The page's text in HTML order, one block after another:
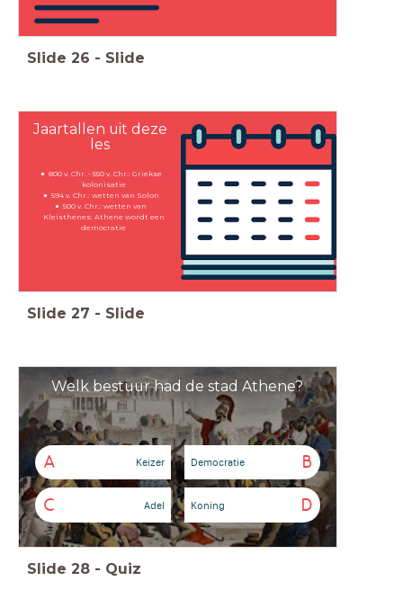
Slide 26 - Slide
Jaartallen uit deze
les
800 v. Chr. - 550 v. Chr.: Griekse
kolonisatie
594 v. Chr.: wetten van Solon
500 v. Chr.: wetten van
Kleisthenes: Athene wordt een
democratie
Slide 27 - Slide
Welk bestuur had de stad Athene?
A Keizer B
Democratie
C Adel D
Koning
Slide 28 - Quiz